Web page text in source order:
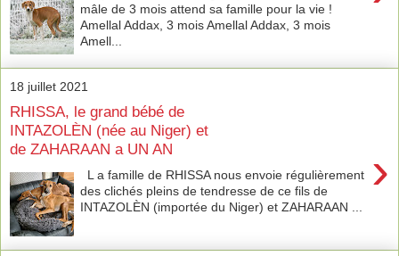
mâle de 3 mois attend sa famille pour la vie !
Amellal Addax, 3 mois Amellal Addax, 3 mois
Amell...
18 juillet 2021
RHISSA, le grand bébé de
INTAZOLÈN (née au Niger) et
de ZAHARAAN a UN AN
›
L a famille de RHISSA nous envoie régulièrement
des clichés pleins de tendresse de ce fils de
INTAZOLÈN (importée du Niger) et ZAHARAAN ...